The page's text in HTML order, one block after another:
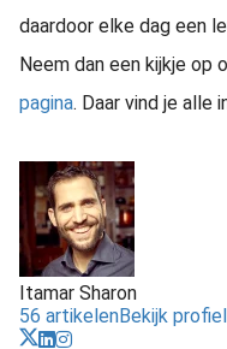
daardoor elke dag een
Neem dan een kijkje op
pagina. Daar vind je alle
Itamar Sharon
56 artikelenBekijk profiel